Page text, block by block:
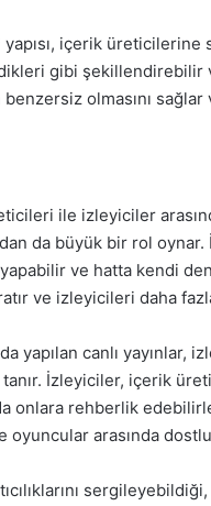
içerik üreticilerine
gibi
olmasını
ile izleyiciler
da büyük bir rol
ve hatta kendi
ve izleyicileri daha
yapılan canlı yayınlar,
İzleyiciler, içerik
onlara rehberlik
arasında